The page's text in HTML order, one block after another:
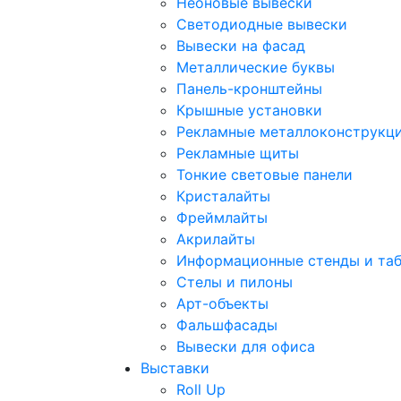
Светодиодные вывески
Вывески на фасад
Металлические буквы
Панель-кронштейны
Крышные установки
Рекламные
Рекламные щиты
Тонкие световые панели
Кристалайты
Фреймлайты
Акрилайты
Информационные стенды и
Стелы и пилоны
Арт-объекты
Фальшфасады
Вывески для офиса
Выставки
Roll Up